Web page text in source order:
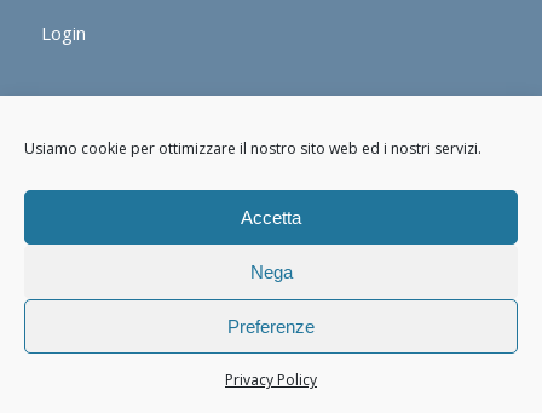
Usiamo cookie per ottimizzare il nostro sito web ed i nostri servizi.
Accetta
Nega
Preferenze
Privacy Policy
Login
© Copyright - Cafasso & Figli 2020 - 2021 P.IVA: 07661170634 -
by Enfold WordPress Theme